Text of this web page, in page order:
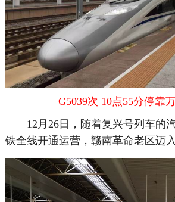
G5039次 10点55分停靠
12月26日，随着复兴号列车的
铁全线开通运营，赣南革命老区迈入